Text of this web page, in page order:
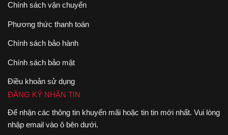
Chính sách vận chuyển
Phương thức thanh toán
Chính sách bảo hành
Chính sách bảo mật
Điều khoản sử dụng
ĐĂNG KÝ NHẬN TIN
Để nhận các thông tin khuyến mãi hoặc tin tin mới nhất. Vui lòng
nhập email vào ô bên dưới.